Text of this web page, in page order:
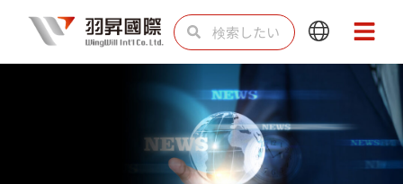
を
検
索 索
Main
Menu
Main
Menu